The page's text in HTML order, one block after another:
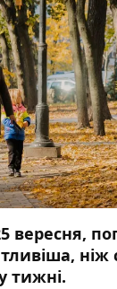
вересня,
ніж
тижні.